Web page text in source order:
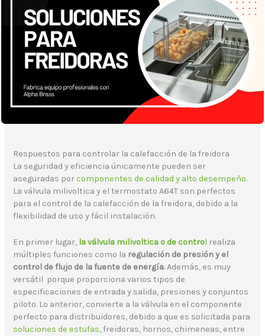
Respuestos para controlar la calefacción de la freidora
La seguridad y eficiencia únicamente pueden ser
aseguradas porcomponentes de calidad y alto desempeño.
La válvula milivoltica y el termostato A64T son perfectos
para el control de la calefacción de la freidora, debido a la
flexibilidad de uso y fácil instalación.
En primer lugar, la válvula milivoltica o de control realiza
múltiples funciones como la regulación de presión y el
control de flujo de la fuente de energía. Además, es muy
versátil porque proporciona varios tipos de
especificaciones de entrada y salida, presiones y conjuntos
piloto. Lo anterior, convierte a la válvula en el componente
perfecto para distribuidores, debido a que es solicitada para
soluciones de estufas,freidoras, hornos, chimeneas, entre